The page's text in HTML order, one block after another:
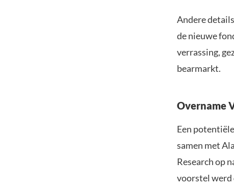
Andere
de nieuwe
verrassing,
bearmarkt.
Overname
Een
samen met
Research op
voorstel werd